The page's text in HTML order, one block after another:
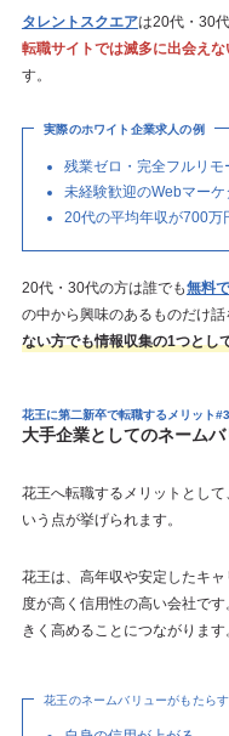
タレントスクエアは20代・30
転職サイトでは滅多に出会え
す。
実際のホワイト企業求人の例
残業ゼロ・完全フルリモ
未経験歓迎のWebマーケ
20代の平均年収が700万
20代・30代の方は誰でも無料
の中から興味のあるものだけ話
ない方でも情報収集の1つとし
花王に第二新卒で転職するメリット
大手企業としてのネーム
花王へ転職するメリットとし
いう点が挙げられます。
花王は、高年収や安定したキ
度が高く信用性の高い会社で
きく高めることにつながります
花王のネームバリューがもたら